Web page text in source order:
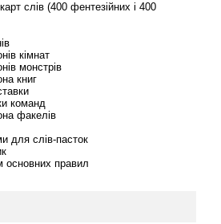
слів (400 фентезійних і 400
кімнат
монстрів
книг
команд
факелів
для слів-пасток
основних правил